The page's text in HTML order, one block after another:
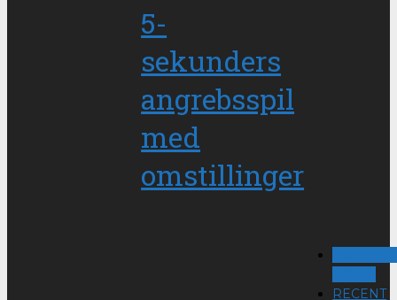
5-
sekunders
angrebsspil
med
omstillinger
RECENT